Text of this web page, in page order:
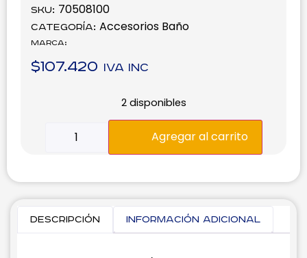
SKU: 70508100
Categoría: Accesorios Baño
Marca:
$107.420 IVA inc
2 disponibles
Agregar al carrito
Descripción Información adicional